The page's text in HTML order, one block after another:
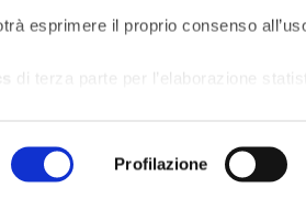
esprimere il proprio consenso
di terza parte per l’elaborazione
in rete.
di terza parte per tracciare le
Profilazione
Riservata al Personale